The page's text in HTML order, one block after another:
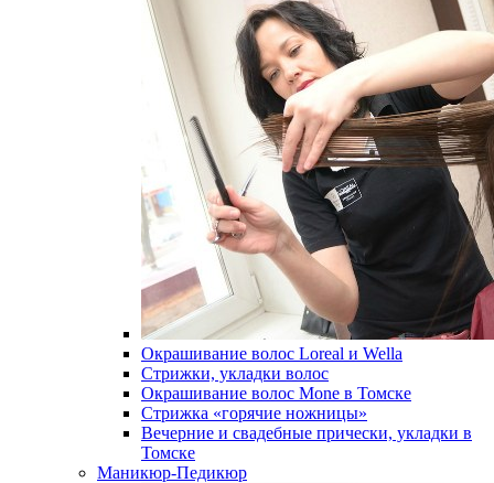
Окрашивание волос Loreal и Wella
Стрижки, укладки волос
Окрашивание волос Mone в Томске
Стрижка «горячие ножницы»
Вечерние и свадебные прически, укладки в
Томске
Маникюр-Педикюр